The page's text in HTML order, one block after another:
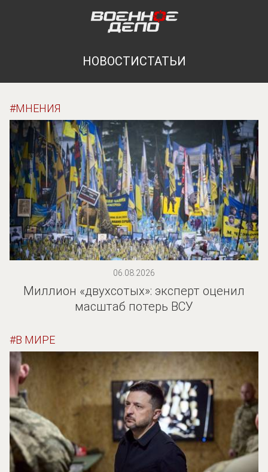
НОВОСТИСТАТЬИ
МНЕНИЯ
06.08.2026
Миллион «двухсотых»: эксперт оценил
масштаб потерь ВСУ
В МИРЕ